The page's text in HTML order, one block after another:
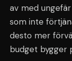
av med
som inte
desto mer
budget bygger